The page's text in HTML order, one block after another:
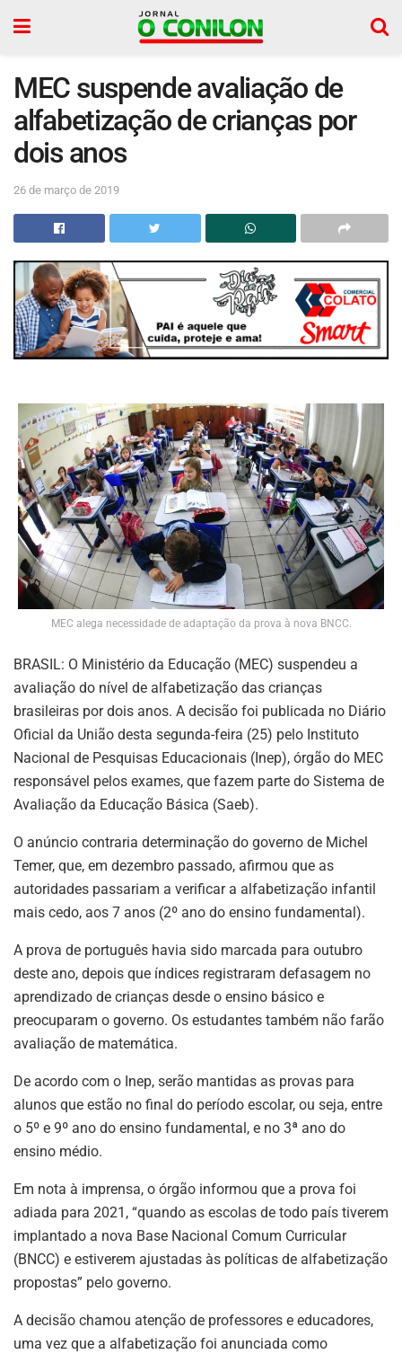
MEC suspende avaliação de
alfabetização de crianças por
dois anos
26 de março de 2019
MEC alega necessidade de adaptação da prova à nova BNCC.
BRASIL: O Ministério da Educação (MEC) suspendeu a
avaliação do nível de alfabetização das crianças
brasileiras por dois anos. A decisão foi publicada no Diário
Oficial da União desta segunda-feira (25) pelo Instituto
Nacional de Pesquisas Educacionais (Inep), órgão do MEC
responsável pelos exames, que fazem parte do Sistema de
Avaliação da Educação Básica (Saeb).
O anúncio contraria determinação do governo de Michel
Temer, que, em dezembro passado, afirmou que as
autoridades passariam a verificar a alfabetização infantil
mais cedo, aos 7 anos (2º ano do ensino fundamental).
A prova de português havia sido marcada para outubro
deste ano, depois que índices registraram defasagem no
aprendizado de crianças desde o ensino básico e
preocuparam o governo. Os estudantes também não farão
avaliação de matemática.
De acordo com o Inep, serão mantidas as provas para
alunos que estão no final do período escolar, ou seja, entre
o 5º e 9º ano do ensino fundamental, e no 3ª ano do
ensino médio.
Em nota à imprensa, o órgão informou que a prova foi
adiada para 2021, “quando as escolas de todo país tiverem
implantado a nova Base Nacional Comum Curricular
(BNCC) e estiverem ajustadas às políticas de alfabetização
propostas” pelo governo.
A decisão chamou atenção de professores e educadores,
uma vez que a alfabetização foi anunciada como